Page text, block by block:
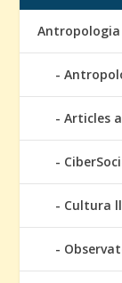
Articles
Cultura